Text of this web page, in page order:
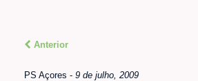
Anterior
PS Açores - 9 de julho, 2009